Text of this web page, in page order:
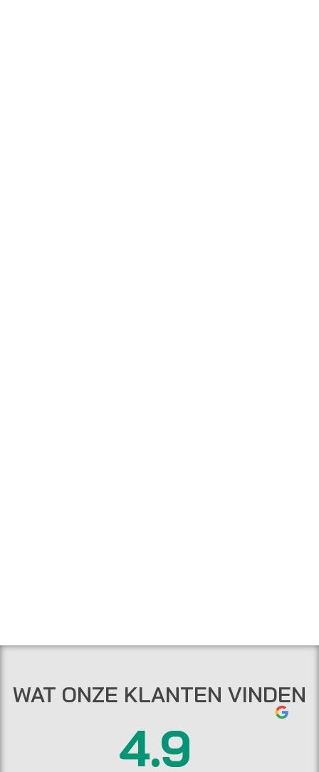
WAT ONZE KLANTEN VINDEN
4.9